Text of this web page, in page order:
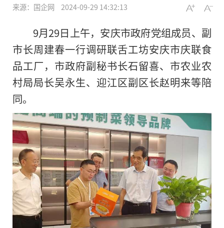
来源：国企网 2024-09-29 14:32:13
9月29日上午，安庆市政府党组成员、副
市长周建春一行调研联舌工坊安庆市庆联食
品工厂，市政府副秘书长石留喜、市农业农
村局局长吴永生、迎江区副区长赵明来等陪
同。